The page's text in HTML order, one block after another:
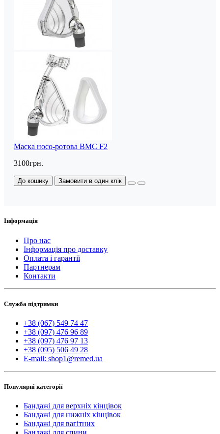
Маска носо-ротова BMC F2
3100грн.
До кошику Замовити в один клік
Інформація
Про нас
Інформація про доставку
Оплата і гарантії
Партнерам
Контакти
Служба підтримки
+38 (067) 549 74 47
+38 (097) 476 96 89
+38 (097) 476 97 13
+38 (095) 506 49 28
E-mail: shop1@remed.ua
Популярні категорії
Бандажі для верхніх кінцівок
Бандажі для нижніх кінцівок
Бандажі для вагітних